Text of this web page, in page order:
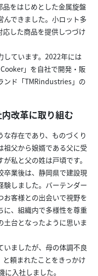
品をはじめとした金属旋盤
できました。小ロット多
した商品を提供しつづけ
しています。2022年には
」を自社で開発・販
ンド「TMRindustries」の
改革に取り組む
存在であり、ものづくり
祖父から娘婿である父に受
私と父の姓は戸頃です。
卒業後は、静岡県で建設現
験しました。バーテンダー
お客様との出会いで視野を
に、組織内で多様性を尊重
土台となったように思いま
いましたが、母の体調不良
頼まれたことをきっかけ
入社しました。